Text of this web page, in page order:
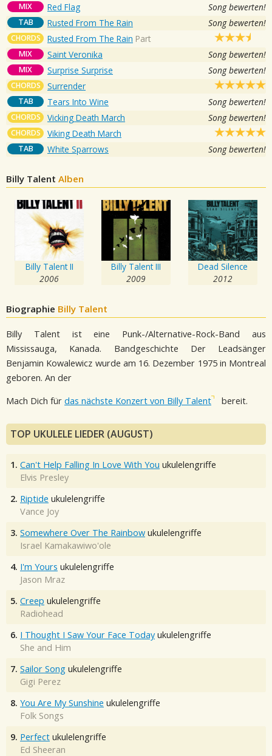
MIX Red Flag Song bewerten!
TAB Rusted From The Rain Song bewerten!
CHORDS Rusted From The Rain Part
MIX Saint Veronika Song bewerten!
MIX Surprise Surprise Song bewerten!
CHORDS Surrender
TAB Tears Into Wine Song bewerten!
CHORDS Vicking Death March Song bewerten!
CHORDS Viking Death March
TAB White Sparrows Song bewerten!
Billy Talent Alben
Billy Talent II
2006
Billy Talent III
2009
Dead Silence
2012
Biographie Billy Talent
Billy Talent ist eine Punk-/Alternative-Rock-Band aus
Mississauga, Kanada. Bandgeschichte Der Leadsänger
Benjamin Kowalewicz wurde am 16. Dezember 1975 in Montreal
geboren. An der
Mach Dich für das nächste Konzert von Billy Talent bereit.
TOP UKULELE LIEDER (AUGUST)
1. Can't Help Falling In Love With You ukulelengriffe
Elvis Presley
2. Riptide ukulelengriffe
Vance Joy
3. Somewhere Over The Rainbow ukulelengriffe
Israel Kamakawiwo'ole
4. I'm Yours ukulelengriffe
Jason Mraz
5. Creep ukulelengriffe
Radiohead
6. I Thought I Saw Your Face Today ukulelengriffe
She and Him
7. Sailor Song ukulelengriffe
Gigi Perez
8. You Are My Sunshine ukulelengriffe
Folk Songs
9. Perfect ukulelengriffe
Ed Sheeran